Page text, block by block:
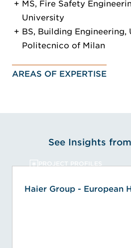
MS, Fire Safety
University
BS, Building Engineering,
Politecnico of Milan
AREAS OF EXPERTISE
See Insights
PROJECT PROFILES
Haier Group - European